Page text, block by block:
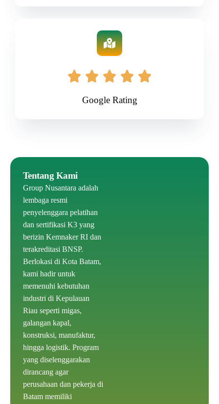
Google Rating
Tentang Kami
Group Nusantara adalah
lembaga resmi
penyelenggara pelatihan
dan sertifikasi K3 yang
berizin Kemnaker RI dan
terakreditasi BNSP.
Berlokasi di Kota Batam,
kami hadir untuk
memenuhi kebutuhan
industri di Kepulauan
Riau seperti migas,
galangan kapal,
konstruksi, manufaktur,
hingga logistik. Program
yang diselenggarakan
dirancang agar
perusahaan dan pekerja di
Batam memiliki